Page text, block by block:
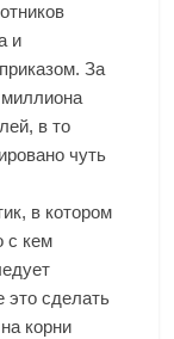
и
За
миллиона
в то
чуть
в котором
с кем
это сделать
корни